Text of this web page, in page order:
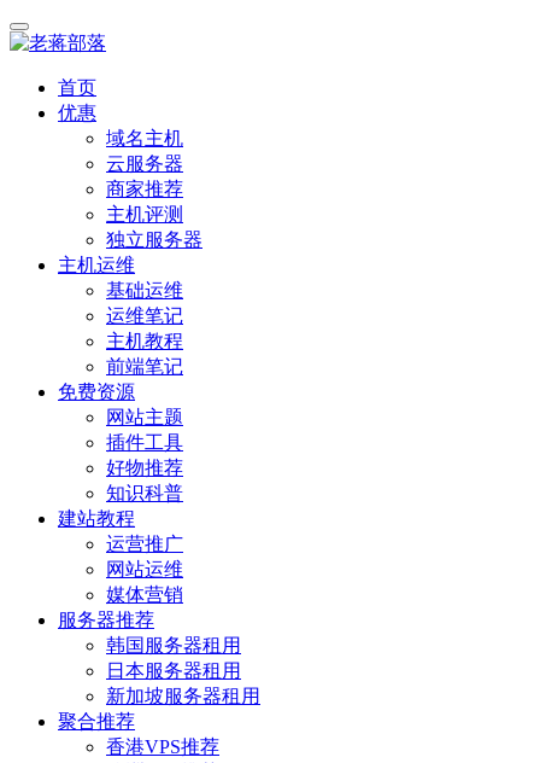
首页
优惠
域名主机
云服务器
商家推荐
主机评测
独立服务器
主机运维
基础运维
运维笔记
主机教程
前端笔记
免费资源
网站主题
插件工具
好物推荐
知识科普
建站教程
运营推广
网站运维
媒体营销
服务器推荐
韩国服务器租用
日本服务器租用
新加坡服务器租用
聚合推荐
香港VPS推荐